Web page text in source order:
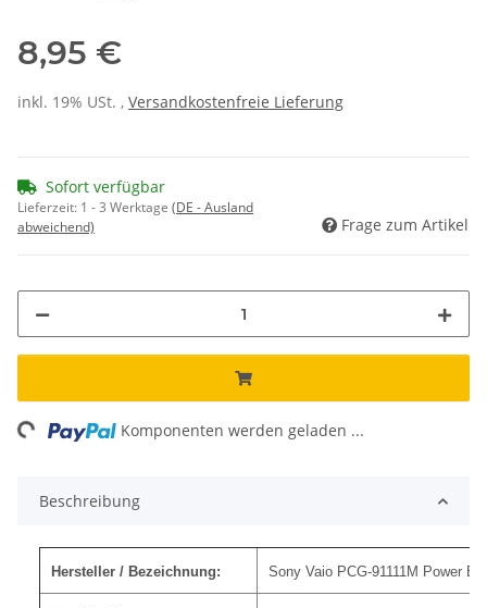
8,95 €
inkl. 19% USt. , Versandkostenfreie Lieferung
Sofort verfügbar
Lieferzeit: 1 - 3 Werktage (DE - Ausland
abweichend)
Frage zum Artikel
Komponenten werden geladen ...
Beschreibung
Hersteller / Bezeichnung: Sony Vaio PCG-91111M Power